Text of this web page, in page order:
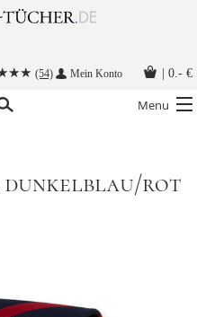
(54) Mein Konto 0.- €
Menu
dunkelblau/rot